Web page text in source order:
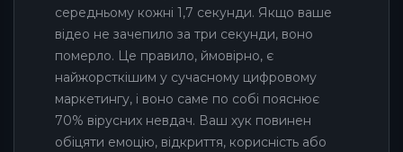
середньому кожні 1,7 секунди. Якщо ваше
відео не зачепило за три секунди, воно
померло. Це правило, ймовірно, є
найжорсткішим у сучасному цифровому
маркетингу, і воно саме по собі пояснює
70% вірусних невдач. Ваш хук повинен
обіцяти емоцію, відкриття, корисність або